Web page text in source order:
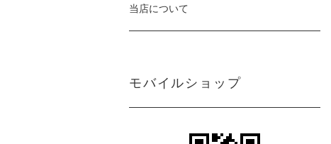
当店について
モバイルショップ